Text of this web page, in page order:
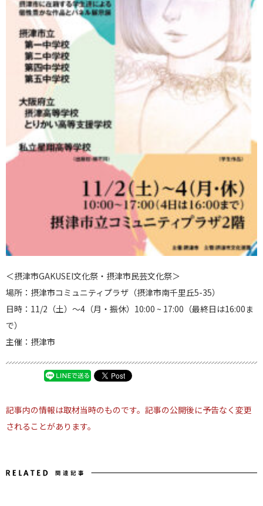
＜摂津市GAKUSEI文化祭・摂津市民芸文化祭＞
場所：摂津市コミュニティプラザ（摂津市南千里丘5-35）
日時：11/2（土）～4（月・振休）10:00 ~ 17:00（最終日は16:00ま
で）
主催：摂津市
記事内の情報は取材当時のものです。記事の公開後に予告なく変更
されることがあります。